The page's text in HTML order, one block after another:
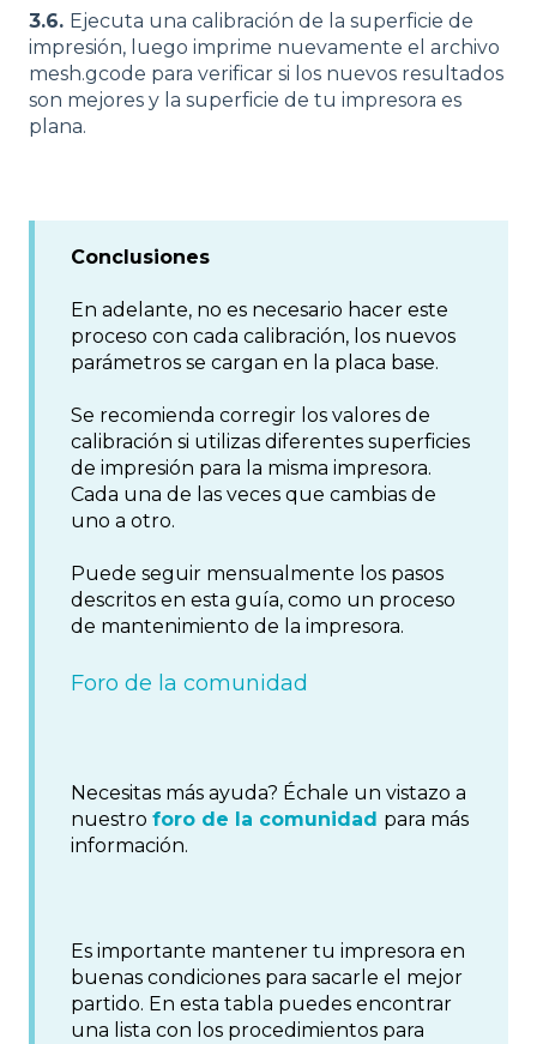
3.6. Ejecuta una calibración de la superficie de
impresión, luego imprime nuevamente el archivo
mesh.gcode para verificar si los nuevos resultados
son mejores y la superficie de tu impresora es
plana.
Conclusiones
En adelante, no es necesario hacer este
proceso con cada calibración, los nuevos
parámetros se cargan en la placa base.
Se recomienda corregir los valores de
calibración si utilizas diferentes superficies
de impresión para la misma impresora.
Cada una de las veces que cambias de
uno a otro.
Puede seguir mensualmente los pasos
descritos en esta guía, como un proceso
de mantenimiento de la impresora.
Foro de la comunidad
Necesitas más ayuda? Échale un vistazo a
nuestro foro de la comunidad para más
información.
Es importante mantener tu impresora en
buenas condiciones para sacarle el mejor
partido. En esta tabla puedes encontrar
una lista con los procedimientos para